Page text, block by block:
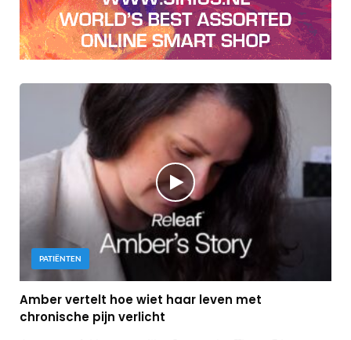
PATIËNTEN
Amber vertelt hoe wiet haar leven met
chronische pijn verlicht